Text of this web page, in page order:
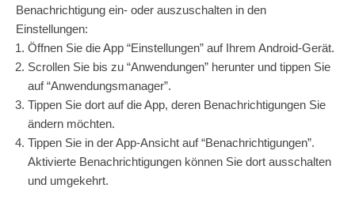
Benachrichtigung ein- oder auszuschalten in den
Einstellungen:
Öffnen Sie die App “Einstellungen” auf Ihrem Android-Gerät.
Scrollen Sie bis zu “Anwendungen” herunter und tippen Sie
auf “Anwendungsmanager”.
Tippen Sie dort auf die App, deren Benachrichtigungen Sie
ändern möchten.
Tippen Sie in der App-Ansicht auf “Benachrichtigungen”.
Aktivierte Benachrichtigungen können Sie dort ausschalten
und umgekehrt.